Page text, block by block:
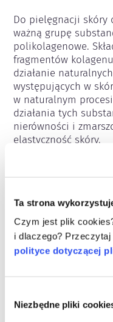
Ta strona
Czym jest plik
i dlaczego?
polityce dotyczącej
zgody
Niezbędne pliki
Do pielęgnacji skóry
ważną grupę
polikolagenowe.
fragmentów
działanie
występujących w
w naturalnym
działania tych
nierówności i
elastyczność skóry.
Regulacje
Składniki
prawnym. Należy
obowiązywać inne